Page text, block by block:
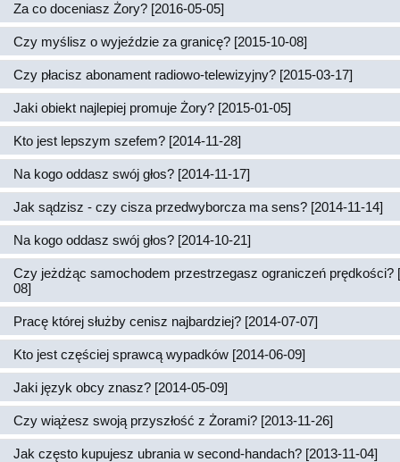
Za co doceniasz Żory? [2016-05-05]
Czy myślisz o wyjeździe za granicę? [2015-10-08]
Czy płacisz abonament radiowo-telewizyjny? [2015-03-17]
Jaki obiekt najlepiej promuje Żory? [2015-01-05]
Kto jest lepszym szefem? [2014-11-28]
Na kogo oddasz swój głos? [2014-11-17]
Jak sądzisz - czy cisza przedwyborcza ma sens? [2014-11-14]
Na kogo oddasz swój głos? [2014-10-21]
Czy jeżdżąc samochodem przestrzegasz ograniczeń prędkości?
08]
Pracę której służby cenisz najbardziej? [2014-07-07]
Kto jest częściej sprawcą wypadków [2014-06-09]
Jaki język obcy znasz? [2014-05-09]
Czy wiążesz swoją przyszłość z Żorami? [2013-11-26]
Jak często kupujesz ubrania w second-handach? [2013-11-04]